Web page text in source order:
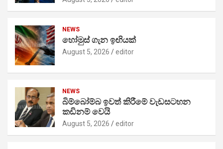
NEWS
හෝමුස් ගැන ඉඟියක්
August 5, 2026 editor
NEWS
බිම්බෝම්බ ඉවත් කිරීමේ වැඩසටහන
කඩිනම් වෙයි
August 5, 2026 editor